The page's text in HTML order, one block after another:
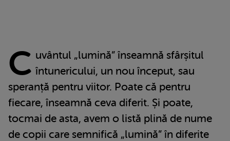
C uvântul „lumină” înseamnă sfârșitul
întunericului, un nou început, sau
speranță pentru viitor. Poate că pentru
fiecare, înseamnă ceva diferit. Și poate,
tocmai de asta, avem o listă plină de nume
de copii care semnifică „lumină” în diferite